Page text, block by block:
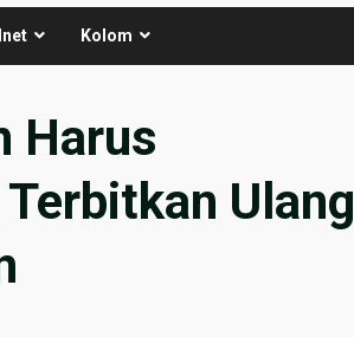
Kolom
Harus
Ulang